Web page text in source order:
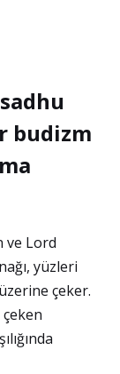
budizm
ve Lord
yüzleri
çeker.